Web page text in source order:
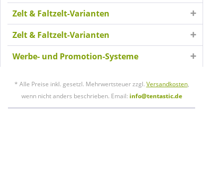
Zelt & Faltzelt-Varianten
Zelt & Faltzelt-Varianten
Werbe- und Promotion-Systeme
* Alle Preise inkl. gesetzl. Mehrwertsteuer zzgl. Versandkosten,
wenn nicht anders beschrieben. Email: info@tentastic.de